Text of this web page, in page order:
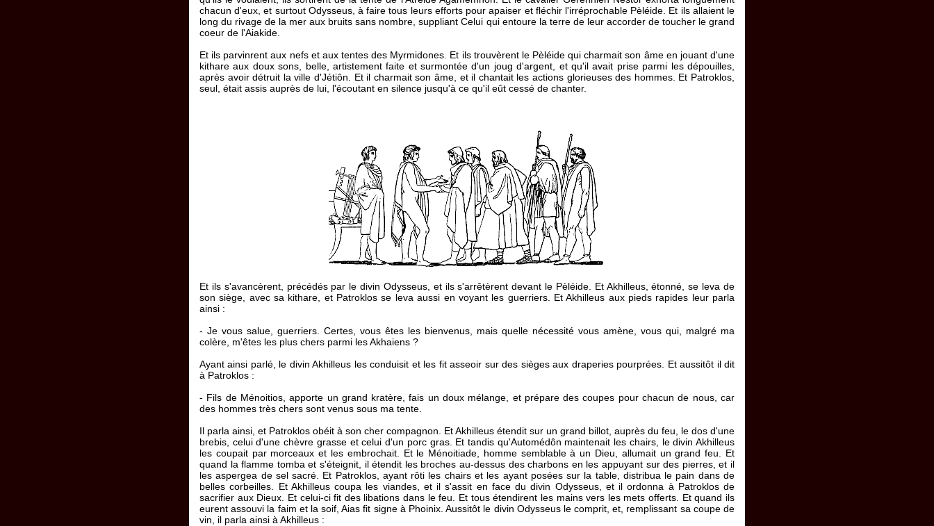
chacun d'eux, et surtout Odysseus, à faire tous leurs efforts pour apaiser et fléchir l'irréprochable Pèléide. Et ils allaient le
long du rivage de la mer aux bruits sans nombre, suppliant Celui qui entoure la terre de leur accorder de toucher le grand
coeur de l'Aiakide.
Et ils parvinrent aux nefs et aux tentes des Myrmidones. Et ils trouvèrent le Pèléide qui charmait son âme en jouant d'une
kithare aux doux sons, belle, artistement faite et surmontée d'un joug d'argent, et qu'il avait prise parmi les dépouilles,
après avoir détruit la ville d'Jétiôn. Et il charmait son âme, et il chantait les actions glorieuses des hommes. Et Patroklos,
seul, était assis auprès de lui, l'écoutant en silence jusqu'à ce qu'il eût cessé de chanter.
Et ils s'avancèrent, précédés par le divin Odysseus, et ils s'arrêtèrent devant le Pèléide. Et Akhilleus, étonné, se leva de
son siège, avec sa kithare, et Patroklos se leva aussi en voyant les guerriers. Et Akhilleus aux pieds rapides leur parla
ainsi :
- Je vous salue, guerriers. Certes, vous êtes les bienvenus, mais quelle nécessité vous amène, vous qui, malgré ma
colère, m'êtes les plus chers parmi les Akhaiens ?
Ayant ainsi parlé, le divin Akhilleus les conduisit et les fit asseoir sur des sièges aux draperies pourprées. Et aussitôt il dit
à Patroklos :
- Fils de Ménoitios, apporte un grand kratère, fais un doux mélange, et prépare des coupes pour chacun de nous, car
des hommes très chers sont venus sous ma tente.
Il parla ainsi, et Patroklos obéit à son cher compagnon. Et Akhilleus étendit sur un grand billot, auprès du feu, le dos d'une
brebis, celui d'une chèvre grasse et celui d'un porc gras. Et tandis qu'Automédôn maintenait les chairs, le divin Akhilleus
les coupait par morceaux et les embrochait. Et le Ménoitiade, homme semblable à un Dieu, allumait un grand feu. Et
quand la flamme tomba et s'éteignit, il étendit les broches au-dessus des charbons en les appuyant sur des pierres, et il
les aspergea de sel sacré. Et Patroklos, ayant rôti les chairs et les ayant posées sur la table, distribua le pain dans de
belles corbeilles. Et Akhilleus coupa les viandes, et il s'assit en face du divin Odysseus, et il ordonna à Patroklos de
sacrifier aux Dieux. Et celui-ci fit des libations dans le feu. Et tous étendirent les mains vers les mets offerts. Et quand ils
eurent assouvi la faim et la soif, Aias fit signe à Phoinix. Aussitôt le divin Odysseus le comprit, et, remplissant sa coupe de
vin, il parla ainsi à Akhilleus :